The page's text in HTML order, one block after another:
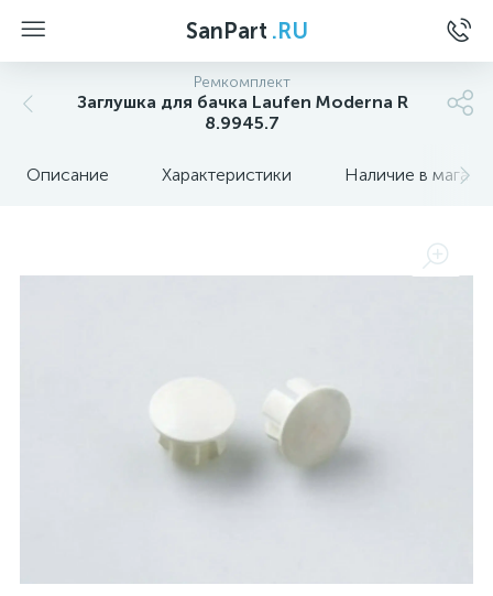
SanPart .RU
Ремкомплект
Заглушка для бачка Laufen Moderna R
8.9945.7
Описание Характеристики Наличие в